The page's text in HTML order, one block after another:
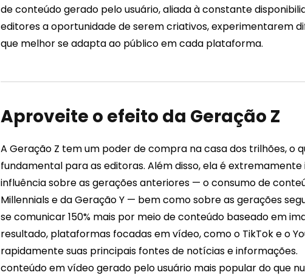
de conteúdo gerado pelo usuário, aliada à constante
editores a oportunidade de serem criativos, experimentarem
que melhor se adapta ao público em cada plataforma.
Aproveite o efeito da Geração Z
A Geração Z tem um poder de compra na casa dos trilhões, o
fundamental para as editoras. Além disso, ela é
influência sobre as gerações anteriores — o consumo de
Millennials e da Geração Y — bem como sobre as gerações
se comunicar 150% mais por meio de conteúdo baseado em
resultado, plataformas focadas em vídeo, como o TikTok e o
rapidamente suas principais fontes de notícias e informações.
conteúdo em vídeo gerado pelo usuário mais popular do que